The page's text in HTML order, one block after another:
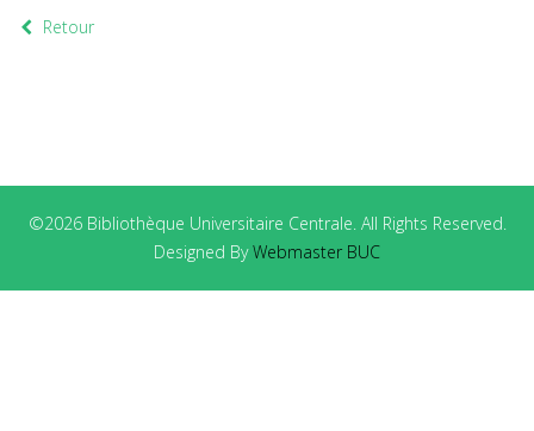
Retour
©2026 Bibliothèque Universitaire Centrale. All Rights Reserved.
Designed ByWebmaster BUC